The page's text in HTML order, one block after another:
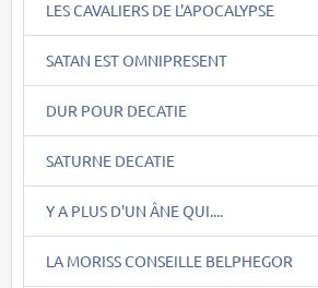
LES CAVALIERS DE L'APOCALYPSE
SATAN EST OMNIPRESENT
DUR POUR DECATIE
SATURNE DECATIE
Y A PLUS D'UN ÂNE QUI....
LA MORISS CONSEILLE BELPHEGOR